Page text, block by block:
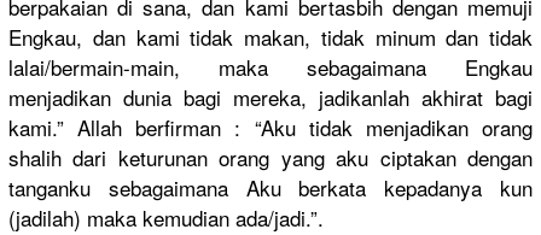
berpakaian di sana, dan kami bertasbih dengan memuji
Engkau, dan kami tidak makan, tidak minum dan tidak
lalai/bermain-main, maka sebagaimana Engkau
menjadikan dunia bagi mereka, jadikanlah akhirat bagi
kami.” Allah berfirman : “Aku tidak menjadikan orang
shalih dari keturunan orang yang aku ciptakan dengan
tanganku sebagaimana Aku berkata kepadanya kun
(jadilah) maka kemudian ada/jadi.”.